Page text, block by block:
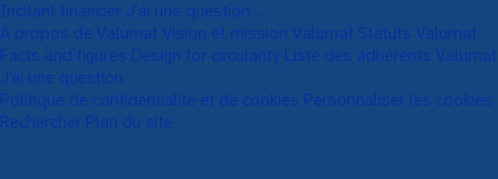
Incitant financier J'ai une question ...
À propos de Valumat Vision et mission Valumat Statuts Valumat
Facts and figures Design for circularity Liste des adhérents Valumat
J’ai une question
Politique de confidentialité et de cookies Personnaliser les cookies
Rechercher Plan du site